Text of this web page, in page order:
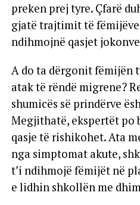
preken prej tyre. Çfarë
gjatë trajtimit të
ndihmojnë qasjet
A do ta dërgonit fëmijën
atak të rëndë migrene?
shumicës së prindërve
Megjithatë, ekspertët po
qasje të rishikohet. Ata
nga simptomat akute,
t’i ndihmojë fëmijët në
e lidhin shkollën me